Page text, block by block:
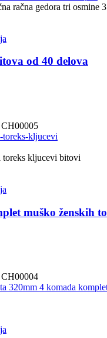
od 40 delova
CH00005
muško ženskih
CH00004